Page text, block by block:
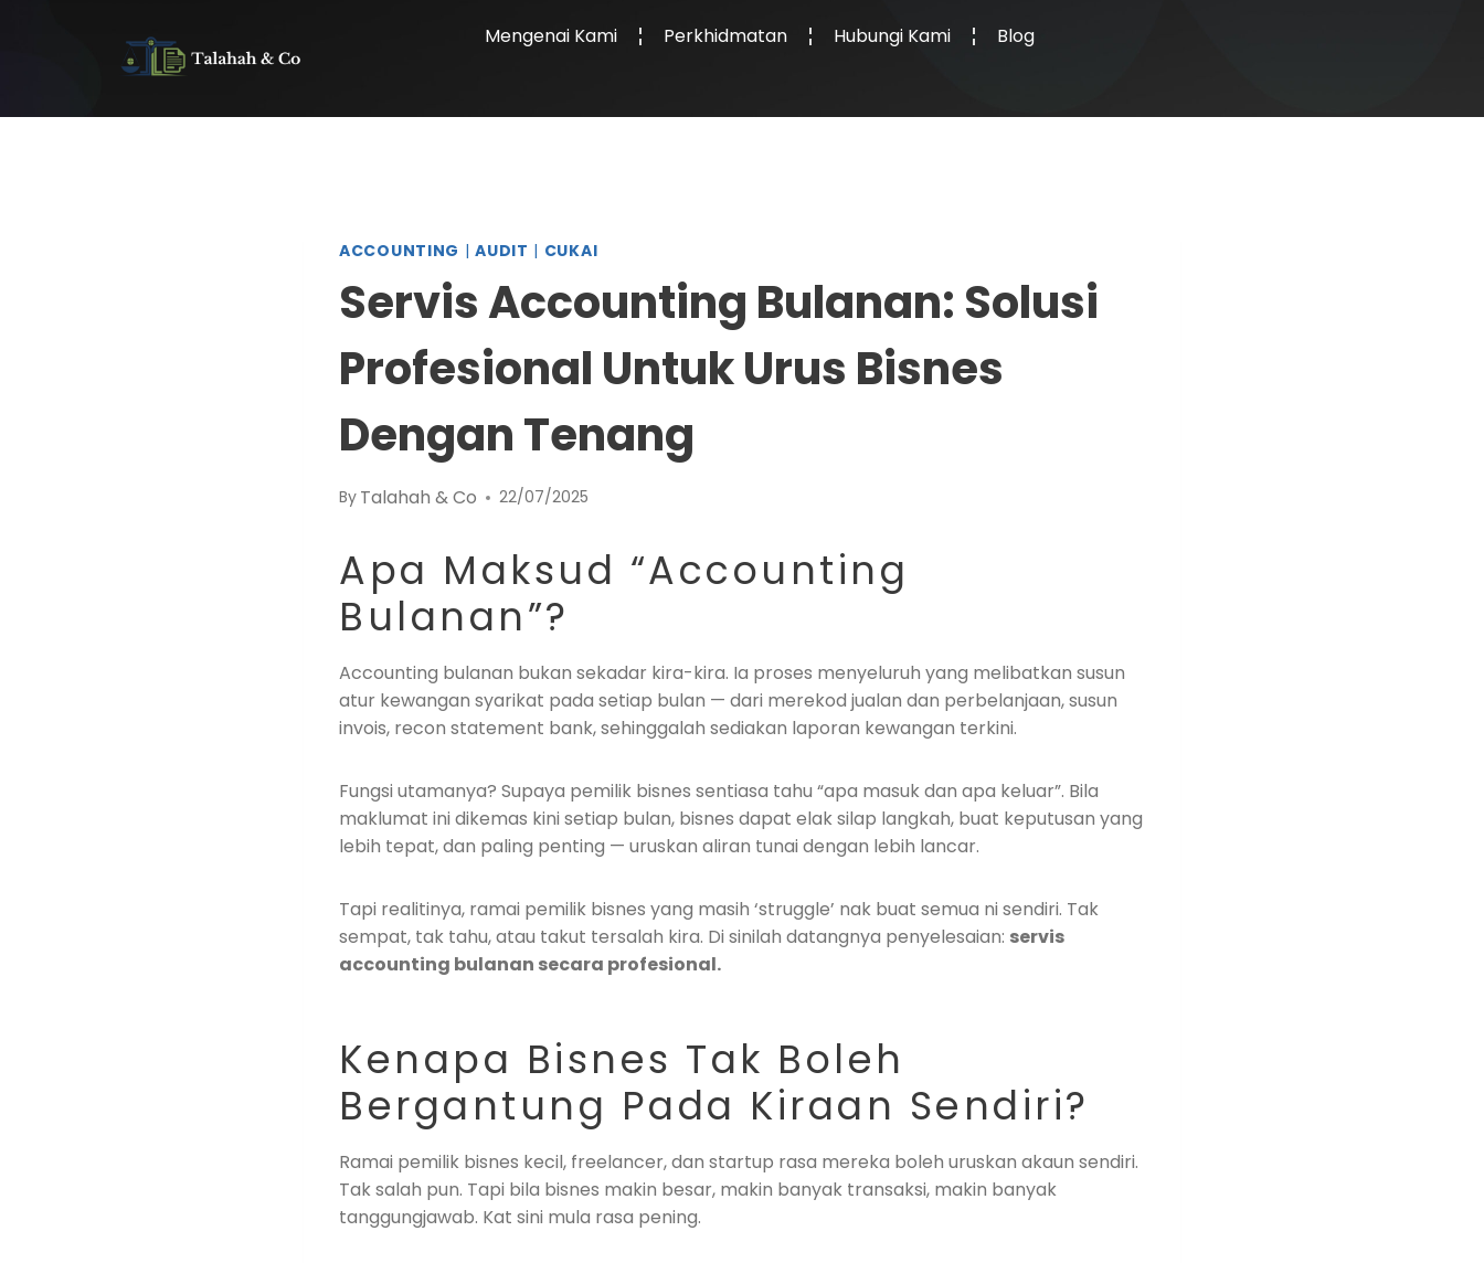
Mengenai Kami Perkhidmatan Hubungi Kami Blog
ACCOUNTING |AUDIT | CUKAI
Servis Accounting Bulanan: Solusi
Profesional Untuk Urus Bisnes
Dengan Tenang
By Talahah & Co 22/07/2025
Apa Maksud “Accounting
Bulanan”?
Accounting bulanan bukan sekadar kira-kira. Ia proses menyeluruh yang melibatkan susun
atur kewangan syarikat pada setiap bulan — dari merekod jualan dan perbelanjaan, susun
invois, recon statement bank, sehinggalah sediakan laporan kewangan terkini.
Fungsi utamanya? Supaya pemilik bisnes sentiasa tahu “apa masuk dan apa keluar”. Bila
maklumat ini dikemas kini setiap bulan, bisnes dapat elak silap langkah, buat keputusan yang
lebih tepat, dan paling penting — uruskan aliran tunai dengan lebih lancar.
Tapi realitinya, ramai pemilik bisnes yang masih ‘struggle’ nak buat semua ni sendiri. Tak
sempat, tak tahu, atau takut tersalah kira. Di sinilah datangnya penyelesaian: servis
accounting bulanan secara profesional.
Kenapa Bisnes Tak Boleh
Bergantung Pada Kiraan Sendiri?
Ramai pemilik bisnes kecil, freelancer, dan startup rasa mereka boleh uruskan akaun sendiri.
Tak salah pun. Tapi bila bisnes makin besar, makin banyak transaksi, makin banyak
tanggungjawab. Kat sini mula rasa pening.